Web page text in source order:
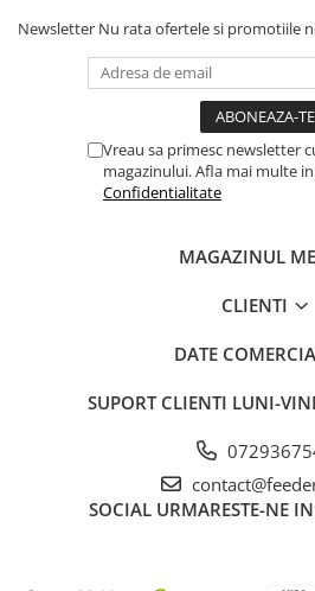
Newsletter Nu rata ofertele si promotiile
Vreau sa primesc newsletter
magazinului. Afla mai multe in
Confidentialitate
MAGAZINUL
CLIENTI
DATE
SUPORT CLIENTI LUNI-
SOCIAL URMARESTE-NE